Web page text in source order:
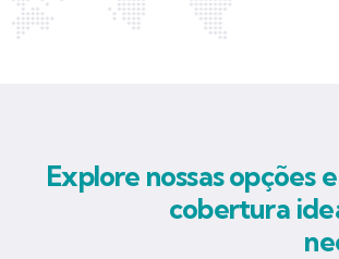
Explore nossas opções
cobertura